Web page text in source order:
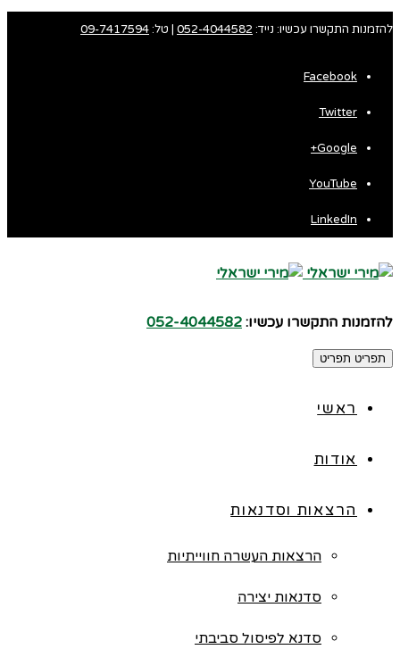
להזמנות התקשרו עכשיו: נייד: 052-4044582 | טל:09-7417594
Facebook
Twitter
Google+
YouTube
LinkedIn
להזמנות התקשרו עכשיו: 052-4044582
תפריט תפריט
ראשי
אודות
הרצאות וסדנאות
הרצאות העשרה חווייתיות
סדנאות יצירה
סדנא לפיסול סביבתי